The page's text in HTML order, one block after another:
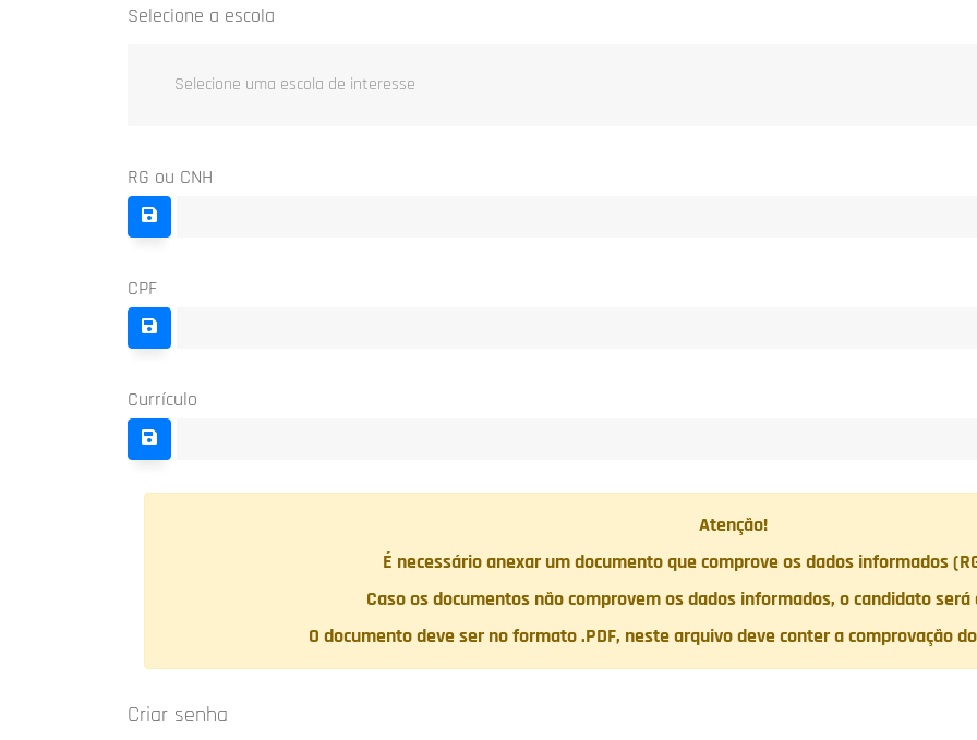
Selecione a escola
Selecione uma escola de interesse
RG ou CNH
CPF
Currículo
Atenção!
É necessário anexar um documento que comprove os dados informados
Caso os documentos não comprovem os dados informados, o candidato será
O documento deve ser no formato .PDF, neste arquivo deve conter a comprovação
Criar senha